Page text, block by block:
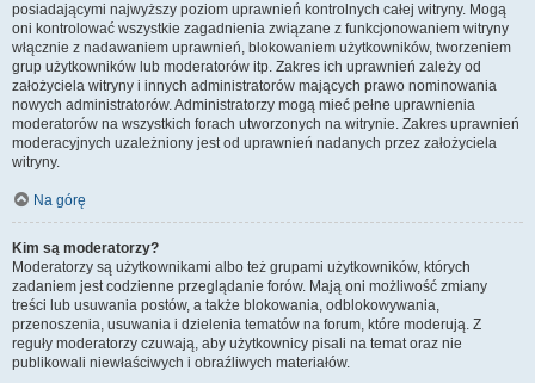
posiadającymi najwyższy poziom uprawnień kontrolnych całej witryny. Mogą
oni kontrolować wszystkie zagadnienia związane z funkcjonowaniem witryny
włącznie z nadawaniem uprawnień, blokowaniem użytkowników, tworzeniem
grup użytkowników lub moderatorów itp. Zakres ich uprawnień zależy od
założyciela witryny i innych administratorów mających prawo nominowania
nowych administratorów. Administratorzy mogą mieć pełne uprawnienia
moderatorów na wszystkich forach utworzonych na witrynie. Zakres uprawnień
moderacyjnych uzależniony jest od uprawnień nadanych przez założyciela
witryny.
Na górę
Kim są moderatorzy?
Moderatorzy są użytkownikami albo też grupami użytkowników, których
zadaniem jest codzienne przeglądanie forów. Mają oni możliwość zmiany
treści lub usuwania postów, a także blokowania, odblokowywania,
przenoszenia, usuwania i dzielenia tematów na forum, które moderują. Z
reguły moderatorzy czuwają, aby użytkownicy pisali na temat oraz nie
publikowali niewłaściwych i obraźliwych materiałów.